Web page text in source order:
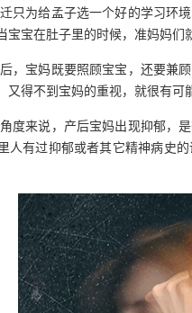
只为给孟子选一个好的学习环
宝宝在肚子里的时候，准妈妈们
，宝妈既要照顾宝宝，还要兼
又得不到宝妈的重视，就很有可
度来说，产后宝妈出现抑郁，
人有过抑郁或者其它精神病史
简介